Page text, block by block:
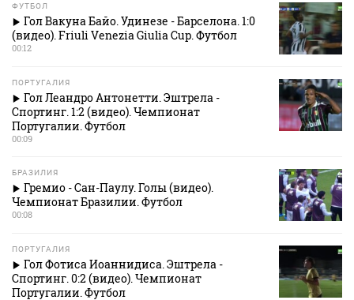
ФУТБОЛ
Гол Вакуна Байо. Удинезе - Барселона. 1:0
(видео). Friuli Venezia Giulia Cup. Футбол
00:12
ПОРТУГАЛИЯ
Гол Леандро Антонетти. Эштрела -
Спортинг. 1:2 (видео). Чемпионат
Португалии. Футбол
00:09
БРАЗИЛИЯ
Гремио - Сан-Паулу. Голы (видео).
Чемпионат Бразилии. Футбол
00:08
ПОРТУГАЛИЯ
Гол Фотиса Иоаннидиса. Эштрела -
Спортинг. 0:2 (видео). Чемпионат
Португалии. Футбол